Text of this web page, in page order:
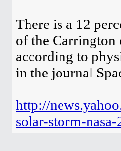
There is a 12
of the Carrington
according to
in the journal
http://
solar-storm-